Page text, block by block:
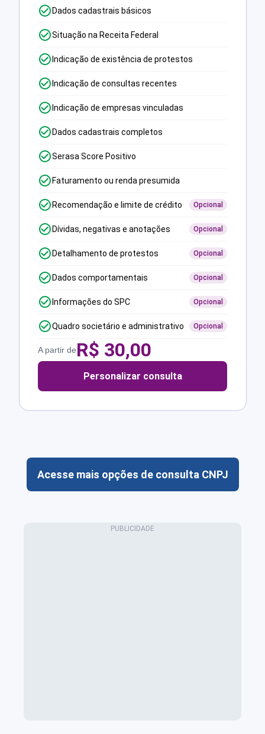
Dados cadastrais básicos
Situação na Receita Federal
Indicação de existência de protestos
Indicação de consultas recentes
Indicação de empresas vinculadas
Dados cadastrais completos
Serasa Score Positivo
Faturamento ou renda presumida
Recomendação e limite de crédito Opcional
Dívidas, negativas e anotações Opcional
Detalhamento de protestos Opcional
Dados comportamentais Opcional
Informações do SPC Opcional
Quadro societário e administrativo Opcional
A partir deR$ 30,00
Personalizar consulta
Acesse mais opções de consulta CNPJ